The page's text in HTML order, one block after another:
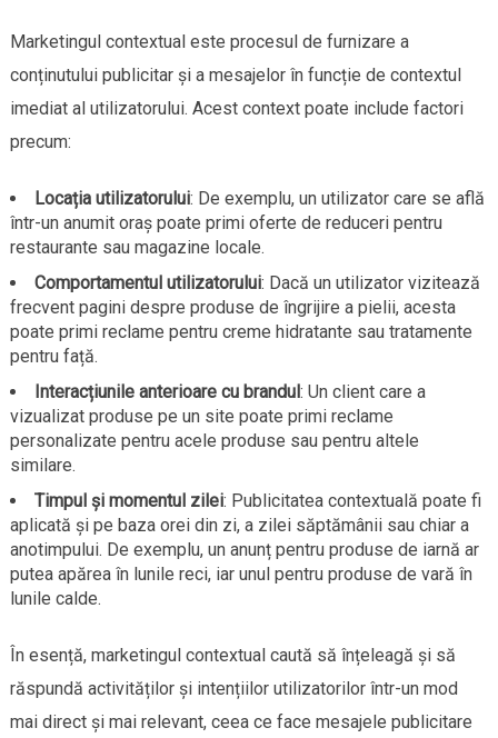
Marketingul contextual este procesul de furnizare a
conținutului publicitar și a mesajelor în funcție de contextul
imediat al utilizatorului. Acest context poate include factori
precum:
Locația utilizatorului: De exemplu, un utilizator care se află
într-un anumit oraș poate primi oferte de reduceri pentru
restaurante sau magazine locale.
Comportamentul utilizatorului: Dacă un utilizator vizitează
frecvent pagini despre produse de îngrijire a pielii, acesta
poate primi reclame pentru creme hidratante sau tratamente
pentru față.
Interacțiunile anterioare cu brandul: Un client care a
vizualizat produse pe un site poate primi reclame
personalizate pentru acele produse sau pentru altele
similare.
Timpul și momentul zilei: Publicitatea contextuală poate fi
aplicată și pe baza orei din zi, a zilei săptămânii sau chiar a
anotimpului. De exemplu, un anunț pentru produse de iarnă ar
putea apărea în lunile reci, iar unul pentru produse de vară în
lunile calde.
În esență, marketingul contextual caută să înțeleagă și să
răspundă activităților și intențiilor utilizatorilor într-un mod
mai direct și mai relevant, ceea ce face mesajele publicitare